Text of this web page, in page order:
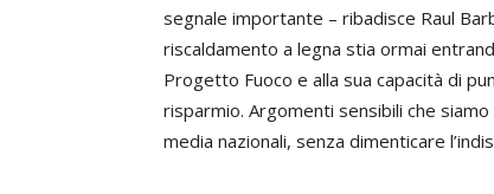
segnale importante – ribadisce Raul
riscaldamento a legna stia ormai
Progetto Fuoco e alla sua capacità di
risparmio. Argomenti sensibili che
media nazionali, senza dimenticare